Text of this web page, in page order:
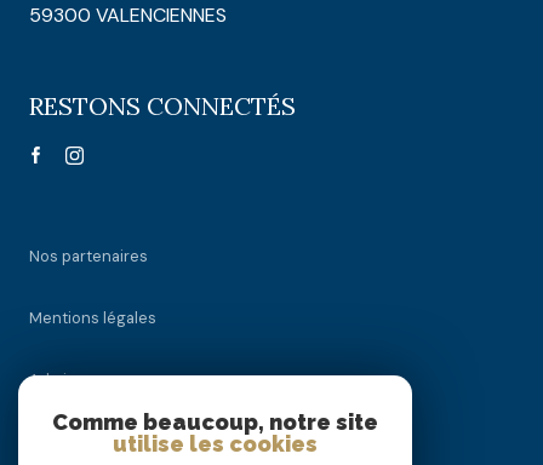
59300 VALENCIENNES
RESTONS CONNECTÉS
Nos partenaires
Mentions légales
Admin
Nos honoraires
Comme beaucoup, notre site
utilise les cookies